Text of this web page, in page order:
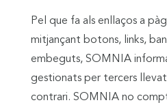
Pel que fa als enllaços a
mitjançant botons, links,
embeguts, SOMNIA
gestionats per tercers
contrari. SOMNIA no